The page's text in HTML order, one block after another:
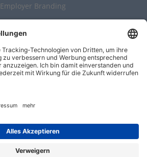
Employer Branding
ALLGEMEIN
Kontakt
AGBs